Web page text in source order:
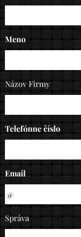
Meno
Názov Firmy
Telefónne číslo
Email
Správa